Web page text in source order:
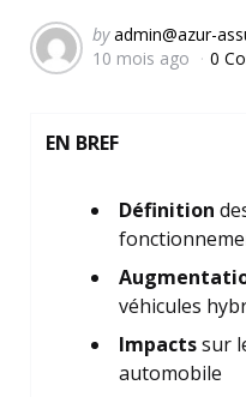
Posted
by
by admin@azur-
10 mois ago
0
EN BREF
Définition
véhicules
Impactssur
automobile